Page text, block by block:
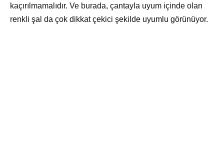
kaçırılmamalıdır. Ve burada, çantayla uyum içinde olan
renkli şal da çok dikkat çekici şekilde uyumlu görünüyor.